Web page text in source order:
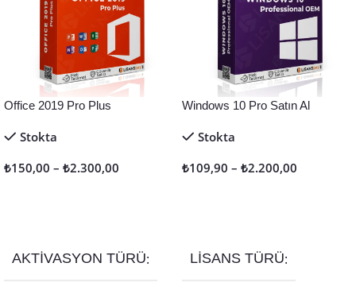
Office 2019 Pro Plus
Stokta
₺150,00 – ₺2.300,00
AKTIVASYON TÜRÜ
Windows 10 Pro Satın Al
Stokta
₺109,90 – ₺2.200,00
LISANS TÜRÜ